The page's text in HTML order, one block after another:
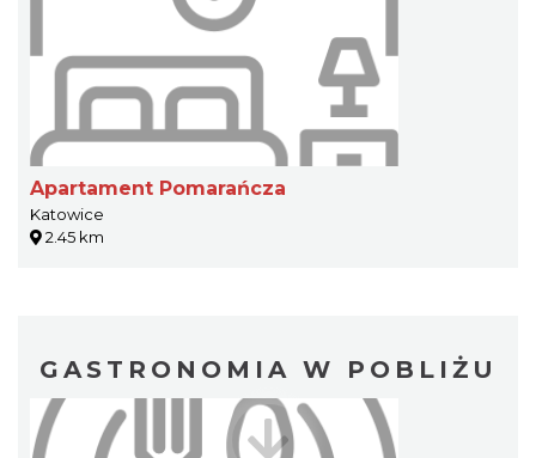
Apartament Pomarańcza
Katowice
2.45 km
GASTRONOMIA W POBLIŻU